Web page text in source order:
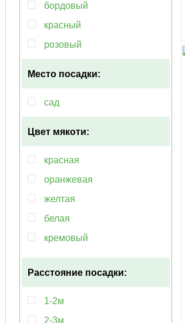
бордовый
красный
розовый
Место посадки:
сад
Цвет мякоти:
красная
оранжевая
желтая
белая
кремовый
оранжево-розовый
Расстояние посадки:
1-2м
2-3м